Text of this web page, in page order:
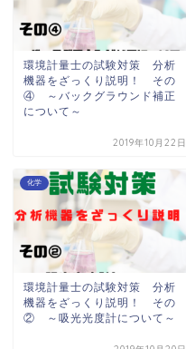
環境計量士の試験対策 分析
機器をざっくり説明！ その
④ ～バックグラウンド補正
について～
2019年10月22日
化学
環境計量士の試験対策 分析
機器をざっくり説明！ その
② ～吸光光度計について～